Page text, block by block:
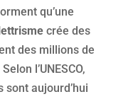
qu’une
crée des
des millions de
l’UNESCO,
sont aujourd’hui